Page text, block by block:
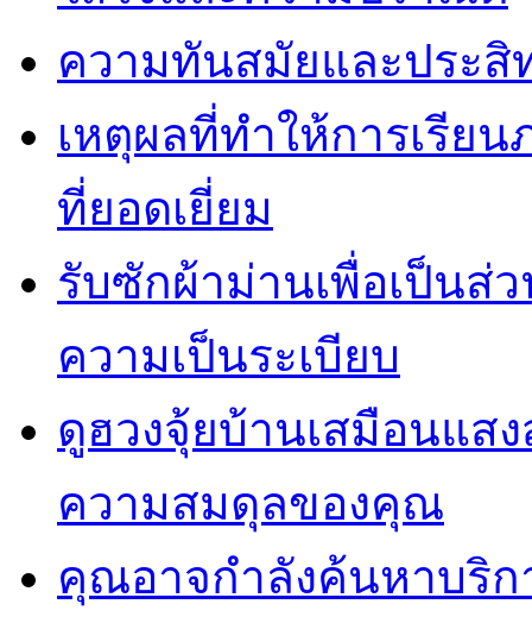
ความทันสมัยและประสิ
เหตุผลที่ทำให้การเรีย
ที่ยอดเยี่ยม
รับซักผ้าม่านเพื่อเป็นส่
ความเป็นระเบียบ
ดูฮวงจุ้ยบ้านเสมือนแส
ความสมดุลของคุณ
คุณอาจกำลังค้นหาบริกา